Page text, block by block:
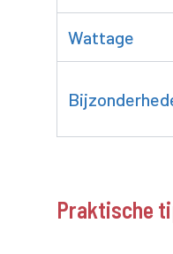
Wattage
Praktische